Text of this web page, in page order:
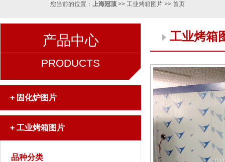
您当前的位置： 上海冠顶 >> 工业烤箱图片 >> 首页
产品中心
PRODUCTS
+ 固化炉图片
+ 工业烤箱图片
品种分类
工业烤箱